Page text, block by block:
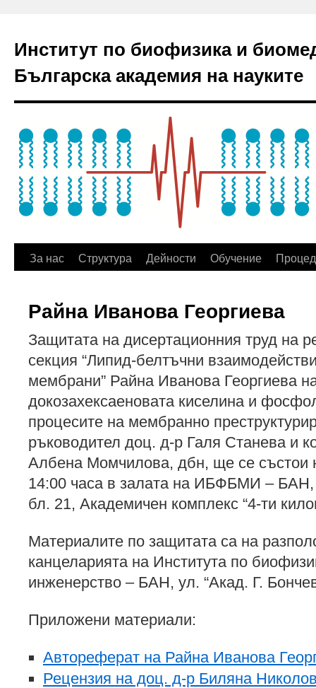
Институт по биофизика и
Българска академия на науките
За нас Структура Дейности Обучение
Райна Иванова Георгиева
Защитата на дисертационния труд на
секция “Липид-белтъчни
мембрани” Райна Иванова Георгиева
докозахексаеновата киселина и
процесите на мембранно
ръководител доц. д-р Галя Станева и
Албена Момчилова, дбн, ще се състои
14:00 часа в залата на ИБФБМИ – БАН,
бл. 21, Академичен комплекс “4-ти
Материалите по защитата са на
канцеларията на Института по
инженерство – БАН, ул. “Акад. Г.
Приложени материали:
Автореферат на Райна Иванова
Рецензия на доц. д-р Биляна